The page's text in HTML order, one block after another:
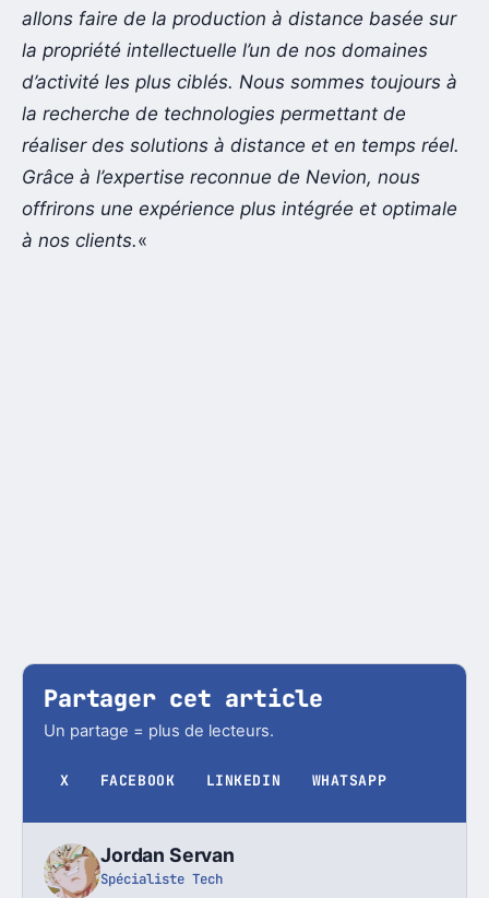
allons faire de la production à distance basée sur
la propriété intellectuelle l’un de nos domaines
d’activité les plus ciblés. Nous sommes toujours à
la recherche de technologies permettant de
réaliser des solutions à distance et en temps réel.
Grâce à l’expertise reconnue de Nevion, nous
offrirons une expérience plus intégrée et optimale
à nos clients.«
Partager cet article
Un partage = plus de lecteurs.
X FACEBOOK LINKEDIN WHATSAPP
Jordan Servan
Spécialiste Tech